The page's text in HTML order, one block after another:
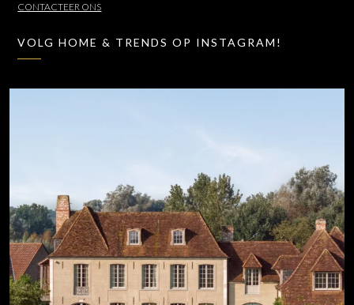
CONTACTEER ONS
VOLG HOME & TRENDS OP INSTAGRAM!